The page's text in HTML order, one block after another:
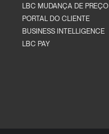
LBC MUDANÇA DE PREÇO
PORTAL DO CLIENTE
BUSINESS INTELLIGENCE
LBC PAY